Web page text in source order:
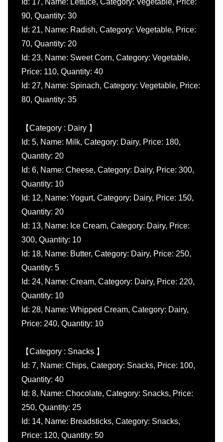
90, Quantity: 30
Id: 21, Name: Radish, Category: Vegetable, Price:
70, Quantity: 20
Id: 23, Name: Sweet Corn, Category: Vegetable,
Price: 110, Quantity: 40
Id: 27, Name: Spinach, Category: Vegetable, Price:
80, Quantity: 35
【Category : Dairy 】
Id: 5, Name: Milk, Category: Dairy, Price: 180,
Quantity: 20
Id: 6, Name: Cheese, Category: Dairy, Price: 300,
Quantity: 10
Id: 12, Name: Yogurt, Category: Dairy, Price: 150,
Quantity: 20
Id: 13, Name: Ice Cream, Category: Dairy, Price:
300, Quantity: 10
Id: 18, Name: Butter, Category: Dairy, Price: 250,
Quantity: 5
Id: 24, Name: Cream, Category: Dairy, Price: 220,
Quantity: 10
Id: 28, Name: Whipped Cream, Category: Dairy,
Price: 240, Quantity: 10
【Category : Snacks 】
Id: 7, Name: Chips, Category: Snacks, Price: 100,
Quantity: 40
Id: 8, Name: Chocolate, Category: Snacks, Price:
250, Quantity: 25
Id: 14, Name: Breadsticks, Category: Snacks,
Price: 120, Quantity: 50